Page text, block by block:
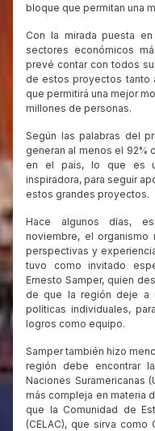
bloque que permitan una
Con la mirada puesta
sectores económicos
prevé contar con todos
de estos proyectos tanto
que permitirá una mejor
millones de personas.
Según las palabras del
generan al menos el
en el país, lo que es
inspiradora, para seguir
estos grandes proyectos.
Hace algunos días,
noviembre, el organismo
perspectivas y
tuvo como invitado
Ernesto Samper, quien
de que la región deje a
políticas individuales,
logros como equipo.
Samper también hizo
región debe encontrar
Naciones Suramericanas
más compleja en materia
que la Comunidad de
(CELAC), que sirva como